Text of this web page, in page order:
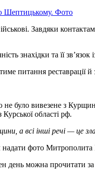
Шептицькому. Фото
Завдяки
знахідки та її
питання
було вивезене з
області рф.
а всі інші речі — це
фото
день можна прочитати за